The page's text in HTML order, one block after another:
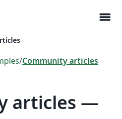
menu
/Community articles
articles —